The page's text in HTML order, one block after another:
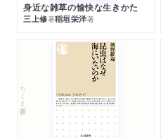
身近な雑草の愉快な生きかた
三上修著稲垣栄洋著
ちくま新書